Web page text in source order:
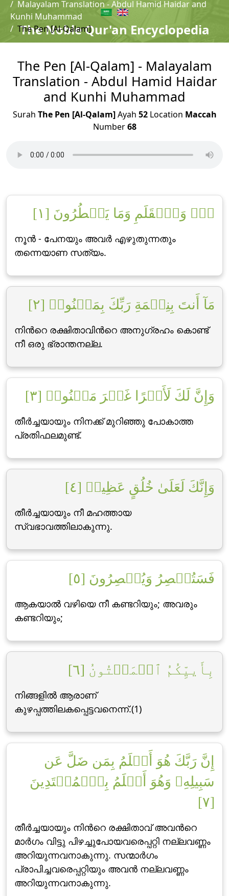
The Noble Qur'an Encyclopedia
Malayalam Translation - Abdul Hamid Haidar and
Kunhi Muhammad
The Pen [Al-Qalam]
The Pen [Al-Qalam] - Malayalam
Translation - Abdul Hamid Haidar
and Kunhi Muhammad
Surah The Pen [Al-Qalam]Ayah 52Location Maccah
Number68
نٓۚ وَٱلۡقَلَمِ وَمَا يَسۡطُرُونَ [١]
നൂന്‍ - പേനയും അവര്‍ എഴുതുന്നതും
തന്നെയാണ സത്യം.
مَآ أَنتَ بِنِعۡمَةِ رَبِّكَ بِمَجۡنُونٖ [٢]
നിന്‍റെ രക്ഷിതാവിന്‍റെ അനുഗ്രഹം കൊണ്ട്
നീ ഒരു ഭ്രാന്തനല്ല.
وَإِنَّ لَكَ لَأَجۡرًا غَيۡرَ مَمۡنُونٖ [٣]
തീര്‍ച്ചയായും നിനക്ക് മുറിഞ്ഞു പോകാത്ത
പ്രതിഫലമുണ്ട്‌.
وَإِنَّكَ لَعَلَىٰ خُلُقٍ عَظِيمٖ [٤]
തീര്‍ച്ചയായും നീ മഹത്തായ
സ്വഭാവത്തിലാകുന്നു.
فَسَتُبۡصِرُ وَيُبۡصِرُونَ [٥]
ആകയാല്‍ വഴിയെ നീ കണ്ടറിയും; അവരും
കണ്ടറിയും;
بِأَييِّكُمُ ٱلۡمَفۡتُونُ [٦]
നിങ്ങളില്‍ ആരാണ്
കുഴപ്പത്തിലകപ്പെട്ടവനെന്ന്‌.(1)
إِنَّ رَبَّكَ هُوَ أَعۡلَمُ بِمَن ضَلَّ عَن
سَبِيلِهِۦ وَهُوَ أَعۡلَمُ بِٱلۡمُهۡتَدِينَ
[٧]
തീര്‍ച്ചയായും നിന്‍റെ രക്ഷിതാവ് അവന്‍റെ
മാര്‍ഗം വിട്ടു പിഴച്ചുപോയവരെപ്പറ്റി നല്ലവണ്ണം
അറിയുന്നവനാകുന്നു. സന്മാര്‍ഗം
പ്രാപിച്ചവരെപ്പറ്റിയും അവന്‍ നല്ലവണ്ണം
അറിയുന്നവനാകുന്നു.